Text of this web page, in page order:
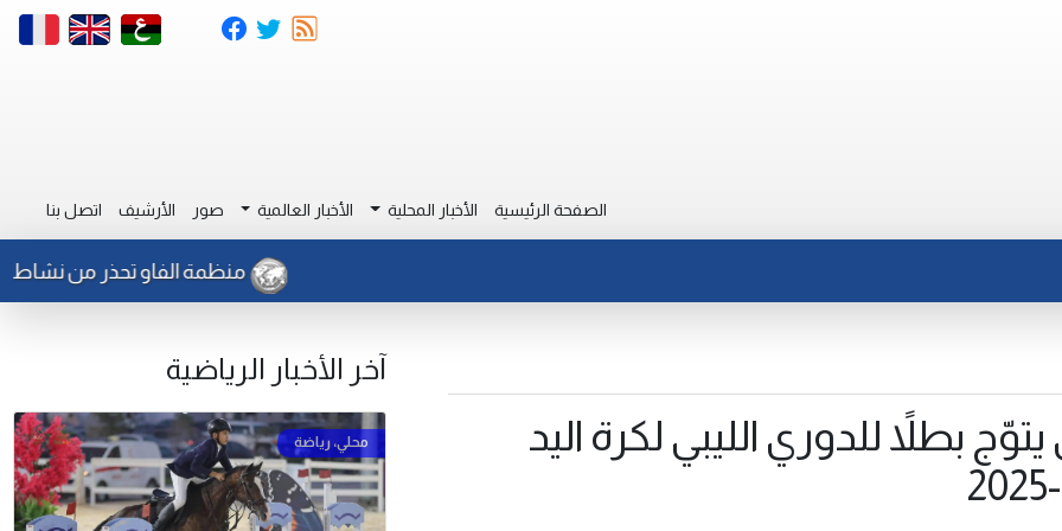
الصفحة الرئيسية الأخبار المحلية الأخبار العالمية صور الأرشيف اتصل بنا
منظمة الفاو تحذر من نشاط للجراد
بطلاً للدوري الليبي لكرة اليد
آخر الأخبار الرياضية